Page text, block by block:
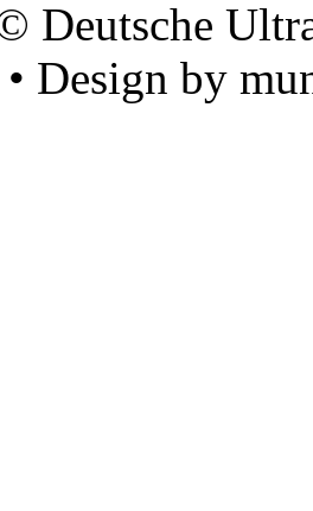
Deutsche
Design by